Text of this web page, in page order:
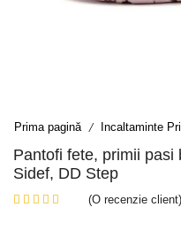
Prima pagină / Incaltaminte
Pantofi fete, primii
Sidef, DD Step
(O recenzie client)